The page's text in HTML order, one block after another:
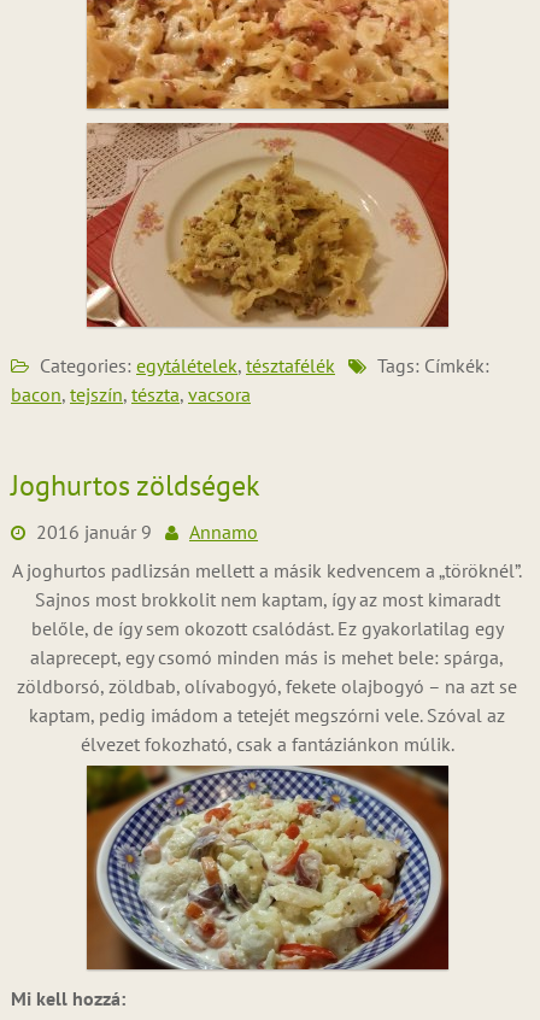
Categories: egytálételek, tésztafélék
Tags: Címkék:
bacon, tejszín, tészta, vacsora
Joghurtos zöldségek
2016 január 9
Annamo
A joghurtos padlizsán mellett a másik kedvencem a „töröknél”.
Sajnos most brokkolit nem kaptam, így az most kimaradt
belőle, de így sem okozott csalódást. Ez gyakorlatilag egy
alaprecept, egy csomó minden más is mehet bele: spárga,
zöldborsó, zöldbab, olívabogyó, fekete olajbogyó – na azt se
kaptam, pedig imádom a tetejét megszórni vele. Szóval az
élvezet fokozható, csak a fantáziánkon múlik.
Mi kell hozzá: